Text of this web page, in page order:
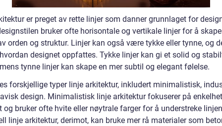
er preget av rette linjer som danner grunnlaget for
bruker ofte horisontale og vertikale linjer for å
orden og struktur. Linjer kan også være tykke eller tynne, og
designet oppfattes. Tykke linjer kan gi et solid og
tynne linjer kan skape en mer subtil og elegant følelse.
forskjellige typer linje arkitektur, inkludert minimalistisk,
design. Minimalistisk linje arkitektur fokuserer på
og bruker ofte hvite eller nøytrale farger for å understreke
linje arkitektur, derimot, kan bruke mer rå materialer som